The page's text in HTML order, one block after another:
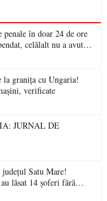
în doar 24 de ore
celălalt nu a avut
la granița cu Ungaria!
verificate
JURNAL DE
Satu Mare!
lăsat 14 șoferi fără